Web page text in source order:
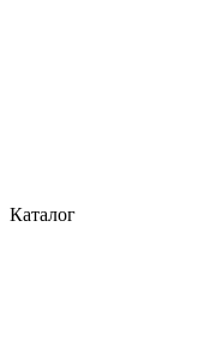
Каталог